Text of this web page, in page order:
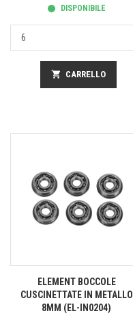
DISPONIBILE
shopping_cart CARRELLO
ELEMENT BOCCOLE
CUSCINETTATE IN METALLO
8MM (EL-IN0204)